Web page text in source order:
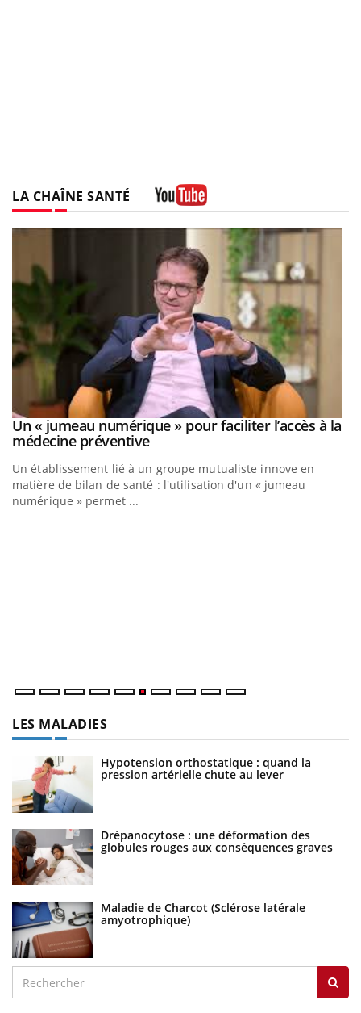
LA CHAÎNE SANTÉ
Youtube
Un « jumeau numérique » pour faciliter l’accès à la
médecine préventiveYoutube
Un établissement lié à un groupe mutualiste innove en
matière de bilan de santé : l'utilisation d'un « jumeau
numérique » permet ...
LES MALADIES
Hypotension orthostatique : quand la
pression artérielle chute au lever
Drépanocytose : une déformation des
globules rouges aux conséquences graves
Maladie de Charcot (Sclérose latérale
amyotrophique)